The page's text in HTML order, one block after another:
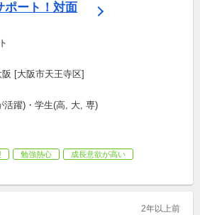
ポート！対面
[大阪市天王寺区]
活躍)・学生(高, 大, 専)
勉強熱心
成長意欲が高い
2年以上前